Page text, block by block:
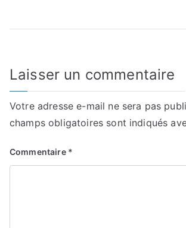
Laisser un commentaire
Votre adresse e-mail ne sera pas
champs obligatoires sont indiqués
Commentaire *